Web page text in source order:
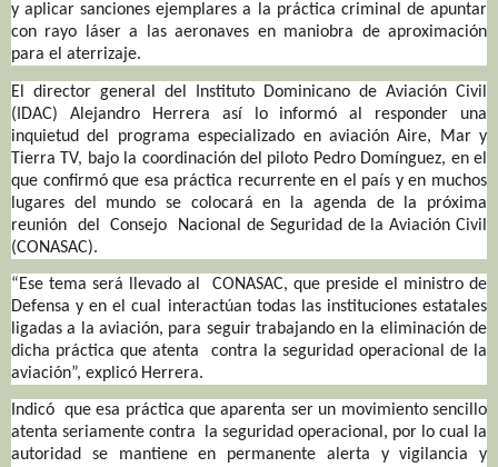
y aplicar sanciones ejemplares a la práctica criminal de apuntar
con rayo láser a las aeronaves en maniobra de aproximación
para el aterrizaje.
El director general del Instituto Dominicano de Aviación Civil
(IDAC) Alejandro Herrera así lo informó al responder una
inquietud del programa especializado en aviación Aire, Mar y
Tierra TV, bajo la coordinación del piloto Pedro Domínguez, en el
que confirmó que esa práctica recurrente en el país y en muchos
lugares del mundo se colocará en la agenda de la próxima
reunión del Consejo Nacional de Seguridad de la Aviación Civil
(CONASAC).
“Ese tema será llevado al CONASAC, que preside el ministro de
Defensa y en el cual interactúan todas las instituciones estatales
ligadas a la aviación, para seguir trabajando en la eliminación de
dicha práctica que atenta contra la seguridad operacional de la
aviación”, explicó Herrera.
Indicó que esa práctica que aparenta ser un movimiento sencillo
atenta seriamente contra la seguridad operacional, por lo cual la
autoridad se mantiene en permanente alerta y vigilancia y